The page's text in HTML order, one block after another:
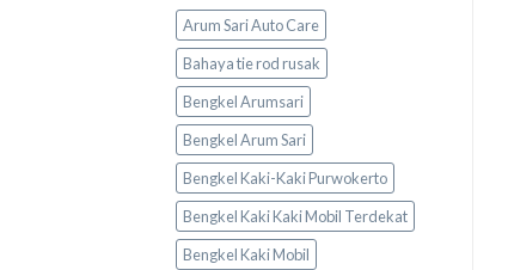
Arum Sari Auto Care
Bahaya tie rod rusak
Bengkel Arumsari
Bengkel Arum Sari
Bengkel Kaki-Kaki Purwokerto
Bengkel Kaki Kaki Mobil Terdekat
Bengkel Kaki Mobil